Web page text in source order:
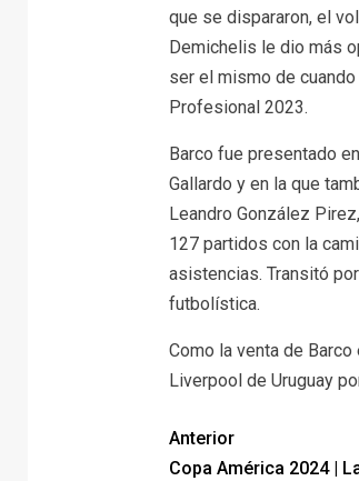
que se dispararon, el
Demichelis le dio más
ser el mismo de
Profesional 2023.
Barco fue presentado
Gallardo y en la que
Leandro González
127 partidos con la
asistencias. Transitó
futbolística.
Como la venta de
Liverpool de Uruguay
Anterior
Copa América 2024 |